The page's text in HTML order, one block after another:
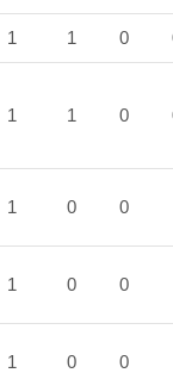
1 1 0
1 1 0
1 0 0
1 0 0
1 0 0